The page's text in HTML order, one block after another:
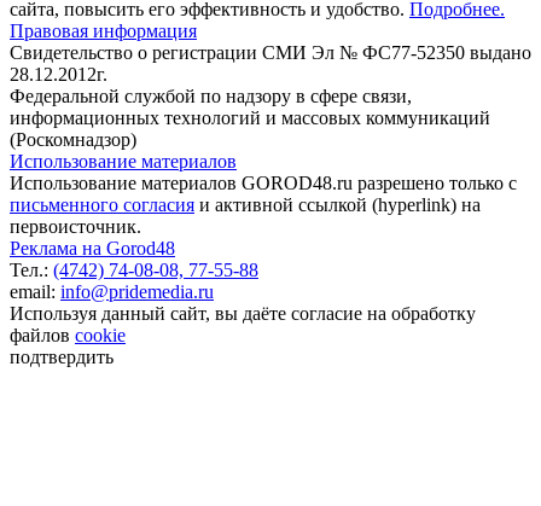
сайта, повысить его эффективность и удобство. Подробнее.
Правовая информация
Свидетельство о регистрации СМИ Эл № ФС77-52350 выдано
28.12.2012г.
Федеральной службой по надзору в сфере связи,
информационных технологий и массовых коммуникаций
(Роскомнадзор)
Использование материалов
Использование материалов GOROD48.ru разрешено только с
письменного согласия и активной ссылкой (hyperlink) на
первоисточник.
Реклама на Gorod48
Тел.: (4742) 74-08-08, 77-55-88
email: info@pridemedia.ru
Используя данный сайт, вы даёте согласие на обработку
файлов cookie
подтвердить